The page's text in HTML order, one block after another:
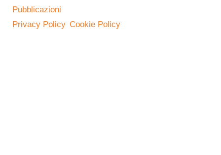
Pubblicazioni
Privacy Policy Cookie Policy